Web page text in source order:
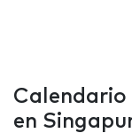
Calendario
en